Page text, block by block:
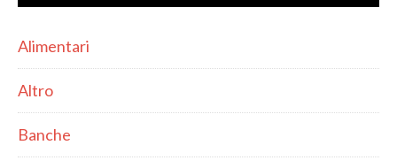
Alimentari
Altro
Banche